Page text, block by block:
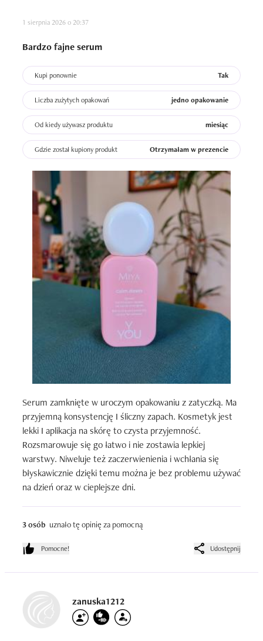
1 sierpnia 2026 o 20:37
Bardzo fajne serum
Kupi ponownie Tak
Liczba zużytych opakowań jedno opakowanie
Od kiedy używasz produktu miesiąc
Gdzie został kupiony produkt Otrzymałam w prezencie
Serum zamknięte w uroczym opakowaniu z zatyczką. Ma
przyjemną konsystencję I śliczny zapach. Kosmetyk jest
lekki I aplikacja na skórę to czysta przyjemność.
Rozsmarowuje się go łatwo i nie zostawia lepkiej
warstwy. Niweluje też zaczerwienienia i wchłania się
błyskawicznie dzięki temu można je bez problemu używać
na dzień oraz w cieplejsze dni.
3 osób uznało tę opinię za pomocną
Pomocne! Udostępnij
zanuska1212